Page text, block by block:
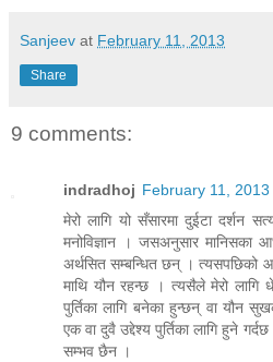
Sanjeev at February 11, 2013
Share
9 comments:
indradhoj February 11,
मेरो लागि यो सँसारमा दुईटा दर्शन
मनोविज्ञान । जसअनुसार मानिसका
अर्थसित सम्बन्धित छन् । त्यसपछिको
माथि यौन रहन्छ । त्यसैले मेरो
पुर्तिका लागि बनेका हुन्छन् वा यौन
एक वा दुवै उद्देश्य पुर्तिका लागि हुने
सम्भव छैन ।